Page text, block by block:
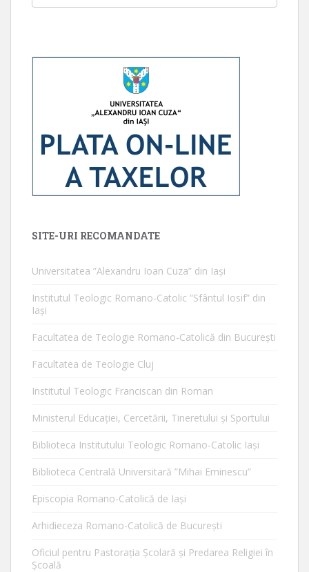
SITE-URI RECOMANDATE
Universitatea ”Alexandru Ioan Cuza” din Iaşi
Institutul Teologic Romano-Catolic ”Sfântul Iosif” din
Iaşi
Facultatea de Teologie Romano-Catolică din Bucureşti
Facultatea de Teologie Cluj
Institutul Teologic Franciscan din Roman
Ministerul Educaţiei, Cercetării, Tineretului şi Sportului
Biblioteca Institutului Teologic Romano-Catolic Iaşi
Biblioteca Centrală Universitară ”Mihai Eminescu”
Episcopia Romano-Catolică de Iaşi
Arhidieceza Romano-Catolică de Bucureşti
Oficiul pentru Pastorația Școlară și Predarea Religiei în
Școală